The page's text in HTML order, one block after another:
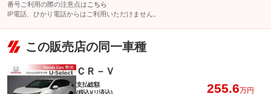
番号ご利用の際の注意点は こちら
IP電話、ひかり電話からはご利用いただけません。
この販売店の同一車種
ＣＲ－Ｖ
支払総額
(税込)(リ済込)
255.6万円